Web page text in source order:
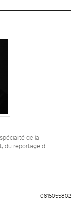
de la
du reportage d...
0615055802